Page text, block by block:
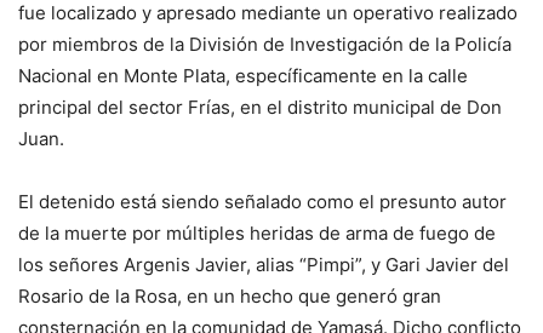
fue localizado y apresado mediante un operativo realizado
por miembros de la División de Investigación de la Policía
Nacional en Monte Plata, específicamente en la calle
principal del sector Frías, en el distrito municipal de Don
Juan.
El detenido está siendo señalado como el presunto autor
de la muerte por múltiples heridas de arma de fuego de
los señores Argenis Javier, alias “Pimpi”, y Gari Javier del
Rosario de la Rosa, en un hecho que generó gran
consternación en la comunidad de Yamasá. Dicho conflicto